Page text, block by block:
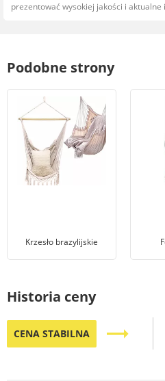
prezentować wysokiej jakości i aktualne
Podobne strony
Krzesło brazylijskie
Historia ceny
CENA STABILNA trending_flat